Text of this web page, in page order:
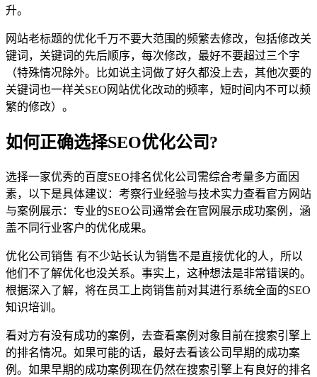
升。
网站老标题的优化千万不要大范围的频繁去修改，包括修改关
键词，关键词的先后顺序，每次修改，最好不要超过三个字
（特殊情况除外。比如说主词做了好久都没上去，其他次要的
关键词也一样关SEO网站优化改动的频率，短时间内不可以频
繁的修改）。
如何正确选择SEO优化公司?
选择一家优秀的百度SEO排名优化公司需综合考量多方面因
素，以下是具体建议：考察行业经验与技术实力查看官方网站
与案例展示：专业的SEO公司通常会在官网展示成功案例，涵
盖不同行业客户的优化成果。
优化公司销售 有不少站长认为销售不是直接优化的人，所以
他们不了解优化也没关系。事实上，这种想法是非常错误的。
根据深入了解，将在员工上岗销售前对其进行系统全面的SEO
知识培训。
看对方有没有成功的案例，去查看案例对象目前在搜索引擎上
的排名情况。如果可能的话，最好去看该公司早期的成功案
例。如果早期的成功案例现在仍然在搜索引擎上有良好的排名